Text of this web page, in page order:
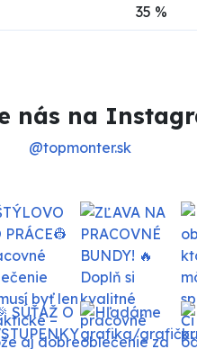
35 %
nás na
@topmonter.sk